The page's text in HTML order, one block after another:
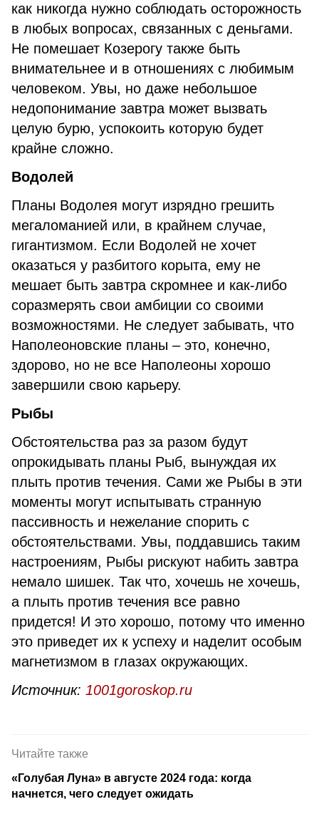
как никогда нужно соблюдать осторожность
в любых вопросах, связанных с деньгами.
Не помешает Козерогу также быть
внимательнее и в отношениях с любимым
человеком. Увы, но даже небольшое
недопонимание завтра может вызвать
целую бурю, успокоить которую будет
крайне сложно.
Водолей
Планы Водолея могут изрядно грешить
мегаломанией или, в крайнем случае,
гигантизмом. Если Водолей не хочет
оказаться у разбитого корыта, ему не
мешает быть завтра скромнее и как-либо
соразмерять свои амбиции со своими
возможностями. Не следует забывать, что
Наполеоновские планы – это, конечно,
здорово, но не все Наполеоны хорошо
завершили свою карьеру.
Рыбы
Обстоятельства раз за разом будут
опрокидывать планы Рыб, вынуждая их
плыть против течения. Сами же Рыбы в эти
моменты могут испытывать странную
пассивность и нежелание спорить с
обстоятельствами. Увы, поддавшись таким
настроениям, Рыбы рискуют набить завтра
немало шишек. Так что, хочешь не хочешь,
а плыть против течения все равно
придется! И это хорошо, потому что именно
это приведет их к успеху и наделит особым
магнетизмом в глазах окружающих.
Источник: 1001goroskop.ru
Читайте также
«Голубая Луна» в августе 2024 года: когда
начнется, чего следует ожидать